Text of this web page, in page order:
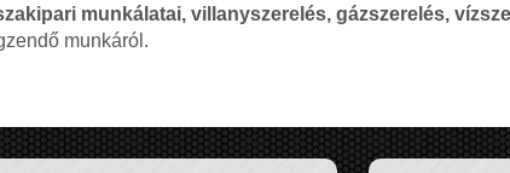
munkálatai, villanyszerelés, gázszerelés,
munkáról.